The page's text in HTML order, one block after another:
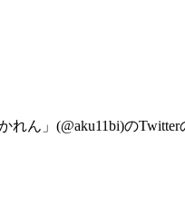
かれん」(@aku11bi)の